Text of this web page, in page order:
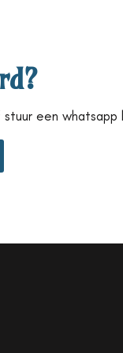
een whatsapp